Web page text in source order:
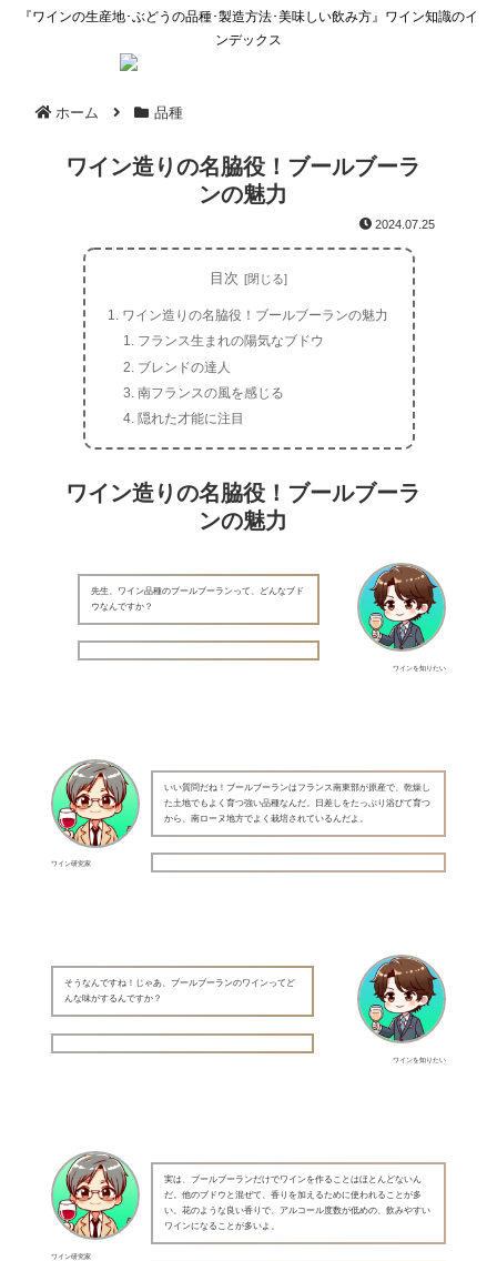
『ワインの生産地･ぶどうの品種･製造方法･美味しい飲み方』ワイン知識のイ
ンデックス
ホーム 品種
ワイン造りの名脇役！ブールブーラ
ンの魅力
2024.07.25
目次
ワイン造りの名脇役！ブールブーランの魅力
フランス生まれの陽気なブドウ
ブレンドの達人
南フランスの風を感じる
隠れた才能に注目
ワイン造りの名脇役！ブールブーラ
ンの魅力
ワインを知りたい
先生、ワイン品種のブールブーランって、どんなブド
ウなんですか？
ワイン研究家
いい質問だね！ブールブーランはフランス南東部が原産で、乾燥し
た土地でもよく育つ強い品種なんだ。日差しをたっぷり浴びて育つ
から、南ローヌ地方でよく栽培されているんだよ。
ワインを知りたい
そうなんですね！じゃあ、ブールブーランのワインってど
んな味がするんですか？
ワイン研究家
実は、ブールブーランだけでワインを作ることはほとんどないん
だ。他のブドウと混ぜて、香りを加えるために使われることが多
い。花のような良い香りで、アルコール度数が低めの、飲みやすい
ワインになることが多いよ。